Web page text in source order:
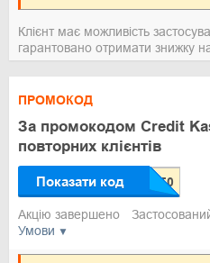
Клієнт має можливість
гарантовано отримати знижку
Умови
ПРОМОКОД
За промокодом Credit
повторних клієнтів
Показати код
Акцію завершено